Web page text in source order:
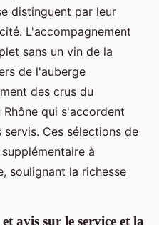
distinguent par leur
L'accompagnement
sans un vin de la
de l'auberge
des crus du
qui s'accordent
Ces sélections de
à
soulignant la richesse
avis sur le service et la